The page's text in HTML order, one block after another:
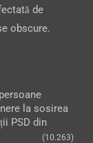
de
obscure.
la sosirea
PSD din
(10.263)